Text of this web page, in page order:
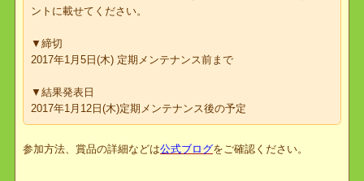
「雪、クリスマス、お正月」にちなんだスクリーンショットを
投稿時にスクリーンショットに関するエピソードや一言をコメ
ントに載せてください。
▼締切
2017年1月5日(木) 定期メンテナンス前まで
▼結果発表日